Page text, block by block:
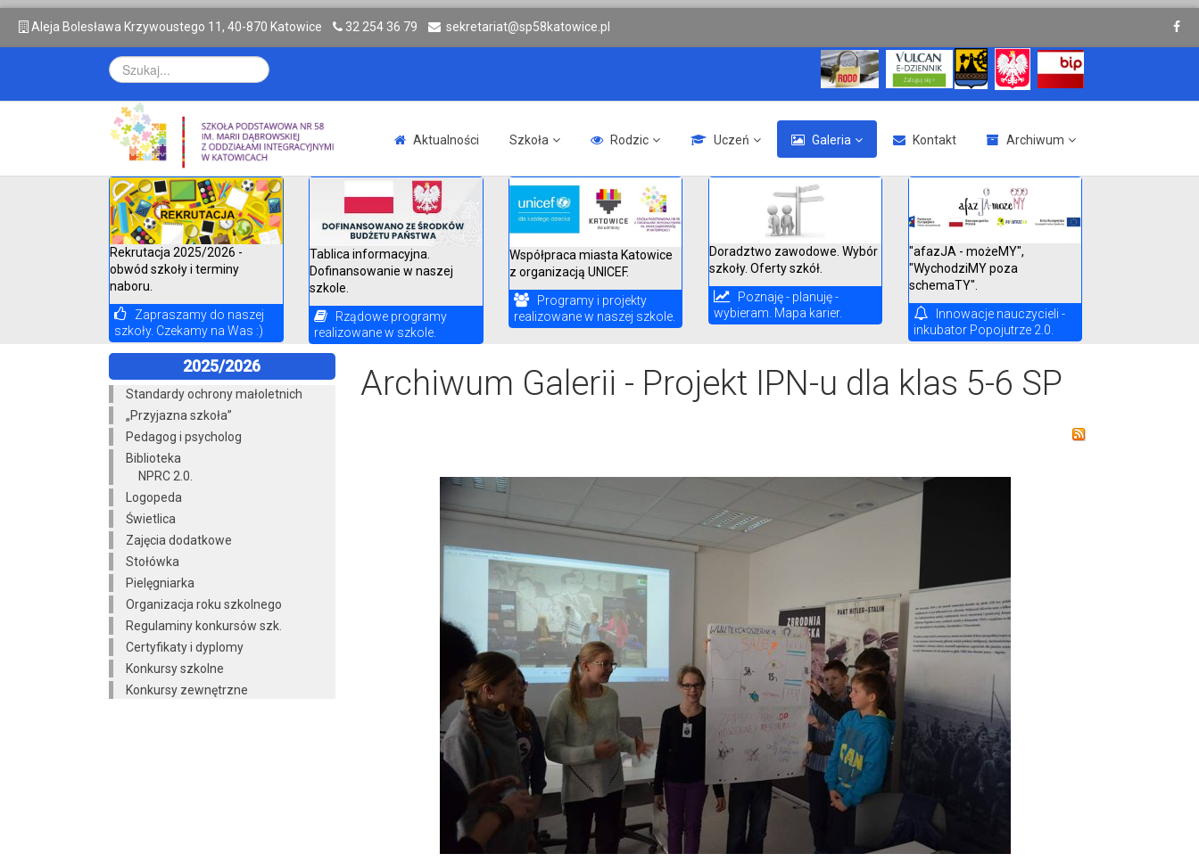
A leja Bolesława Krzywoustego 11, 40-870 Katowice 32 254 36 79 sekretariat@sp58katowice.pl
Aktualności Szkoła Rodzic Uczeń Galeria Kontakt Archiwum
Rekrutacja 2025/2026 -
obwód szkoły i terminy
naboru.
Zapraszamy do naszej
szkoły. Czekamy na Was :)
Tablica informacyjna.
Dofinansowanie w naszej
szkole.
Rządowe programy
realizowane w szkole.
Współpraca miasta Katowice
z organizacją UNICEF.
Programy i projekty
realizowane w naszej szkole.
Doradztwo zawodowe. Wybór
szkoły. Oferty szkół.
Poznaję - planuję -
wybieram. Mapa karier.
"afazJA - możeMY",
"WychodziMY poza
schemaTY".
Innowacje nauczycieli -
inkubator Popojutrze 2.0.
2025/2026
Standardy ochrony małoletnich
„Przyjazna szkoła”
Pedagog i psycholog
Biblioteka
NPRC 2.0.
Logopeda
Świetlica
Zajęcia dodatkowe
Stołówka
Pielęgniarka
Organizacja roku szkolnego
Regulaminy konkursów szk.
Certyfikaty i dyplomy
Konkursy szkolne
Konkursy zewnętrzne
Archiwum Galerii - Projekt IPN-u dla klas 5-6 SP